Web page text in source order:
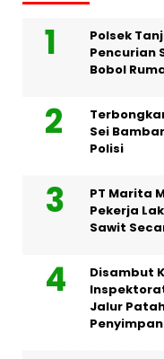
Polsek
Pencurian
Bobol
Sei
Polisi
PT Marita
Pekerja
Sawit
Disambut
Jalur